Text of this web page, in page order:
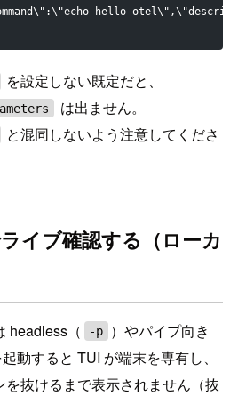
hello-
を設定しない既定だと、
は出ません。
と混同しないよう注意してくださ
イブ確認する（ローカ
headless（ -p
）やパイプ向き
起動すると TUI が端末を専有し、
抜けるまで表示されません（抜